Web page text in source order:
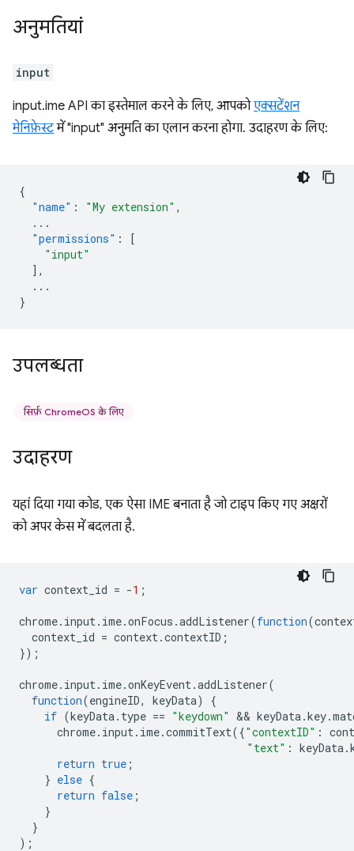
अनुमतियां
input
input.ime API का इस्तेमाल करने के लिए, आपकोएक्सटेंशन
मेनिफ़ेस्टमें "input" अनुमति का एलान करना होगा. उदाहरण के लिए:
{
"name" : "My extension" ,
...
"permissions" :
[
"input"
],
...
}
उपलब्धता
सिर्फ़ ChromeOS के लिए
उदाहरण
यहां दिया गया कोड, एक ऐसा IME बनाता है जो टाइप किए गए अक्षरों
को अपर केस में बदलता है.
var context_id = -1 ;
chrome. input. ime.onFocus .addListener(function(
context_id = context.contextID ;
});
chrome. input. ime.onKeyEvent.addListener(
function(engineID, keyData)
{
if (keyData. type == "keydown" && keyData.key.
chrome. input. ime.commitText({"contextID" :
"text" : keyData.
return true ;
} else {
return false ;
}
}
);